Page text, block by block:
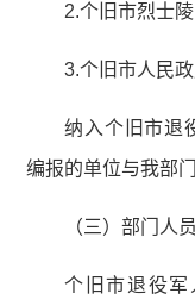
2.个旧市烈士
3.个旧市人民
纳入个旧市退
编报的单位与我部
（三）部门人
个旧市退役军